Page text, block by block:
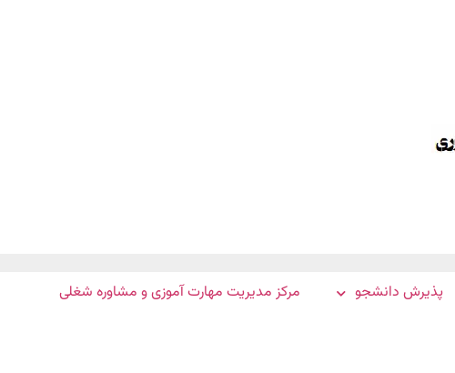
پذیرش دانشجو مرکز مدیریت مهارت آموزی و مشاوره شغلی